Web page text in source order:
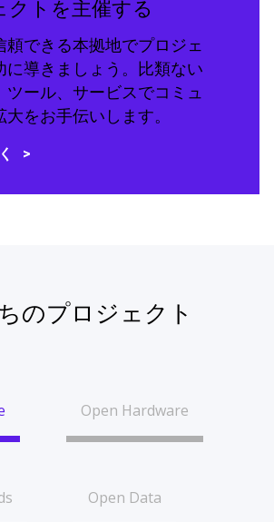
クトを主催する
頼できる本拠地でプロジェ
に導きましょう。比類ない
ツール、サービスでコミュ
をお手伝いします。
のプロジェクト
Open Hardware
Open Data